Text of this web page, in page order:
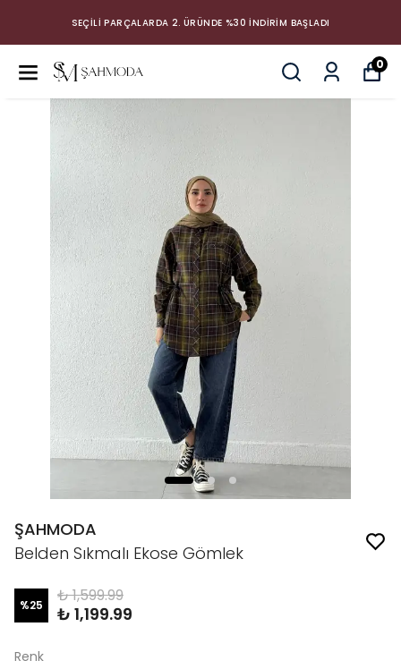
SEÇİLİ PARÇALARDA 2. ÜRÜNDE %30 İNDİRİM BAŞLADI
0
ŞAHMODA
Belden Sıkmalı Ekose Gömlek
%25 ₺ 1,599.99
₺ 1,199.99
Renk